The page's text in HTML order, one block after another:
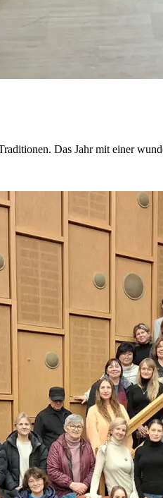
Das Jahr mit einer